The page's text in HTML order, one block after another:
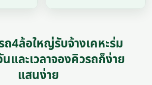
ถ4ล้อใหญ่รับจ้างเคหะร่ม
นและเวลาจองคิวรถก็ง่าย
แสนง่าย